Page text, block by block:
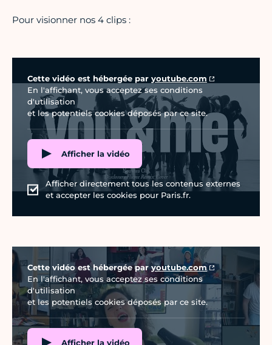
Pour visionner nos 4 clips :
Cette vidéo est hébergée par youtube.com
En l'affichant, vous acceptez ses conditions
d'utilisation
et les potentiels cookies déposés par ce site.
Afficher la vidéo
Afficher directement tous les contenus externes
et accepter les cookies pour Paris.fr.
Vidéo Youtube
Cette vidéo est hébergée paryoutube.com
En l'affichant, vous acceptez ses conditions
d'utilisation
et les potentiels cookies déposés par ce site.
Afficher la vidéo